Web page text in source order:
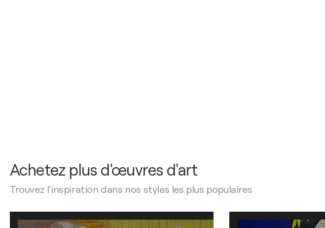
Achetez plus d'œuvres d'art
Trouvez l'inspiration dans nos styles les plus populaires